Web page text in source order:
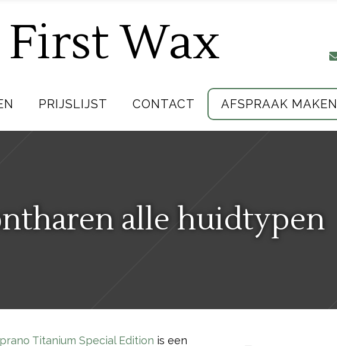
First Wax
PRIJSLIJST CONTACT AFSPRAAK MAKEN
alle huidtypen
Titanium Special Edition is een